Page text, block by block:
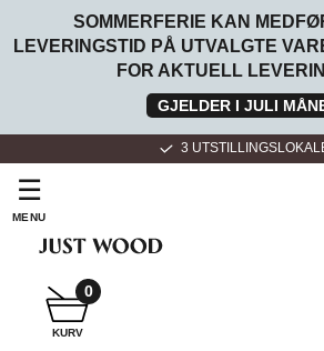
SOMMERFERIE KAN
LEVERINGSTID PÅ UTVALGTE
FOR AKTUELL
GJELDER I JULI
3
☰
MENU
SNEKKER
KURV
0